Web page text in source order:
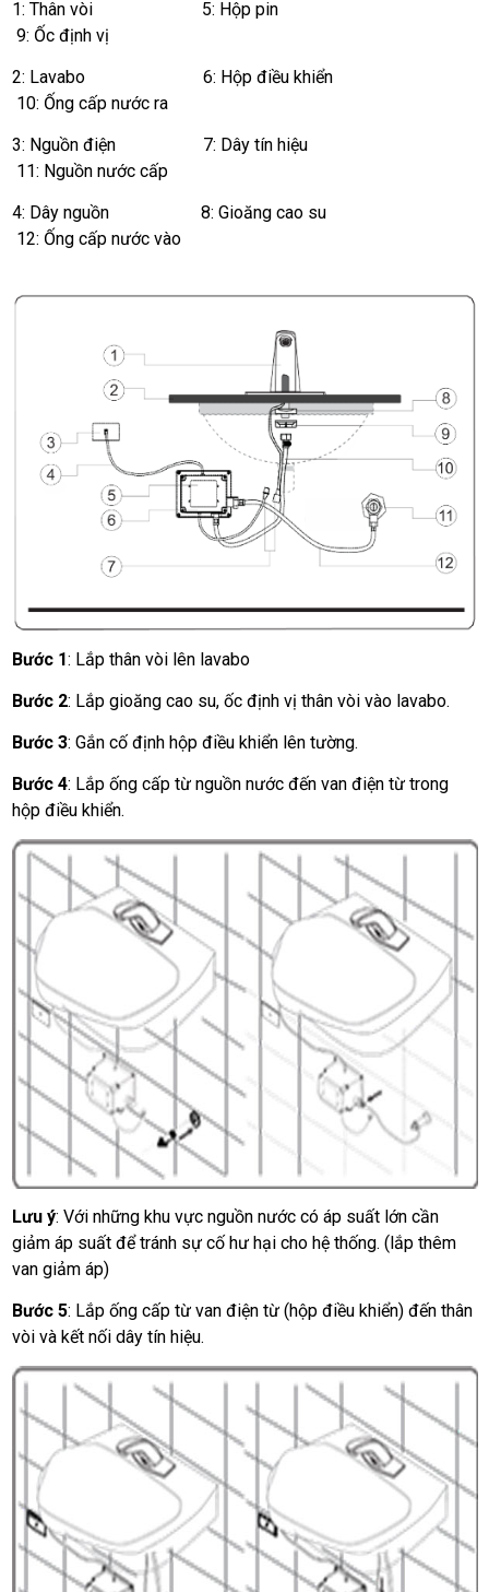
1: Thân vòi 5: Hộp pin
9: Ốc định vị
2: Lavabo 6: Hộp điều khiển
10: Ống cấp nước ra
3: Nguồn điện 7: Dây tín hiệu
11: Nguồn nước cấp
4: Dây nguồn 8: Gioăng cao su
12: Ống cấp nước vào
Bước 1: Lắp thân vòi lên lavabo
Bước 2: Lắp gioăng cao su, ốc định vị thân vòi vào lavabo.
Bước 3: Gắn cố định hộp điều khiển lên tường.
Bước 4: Lắp ống cấp từ nguồn nước đến van điện từ trong
hộp điều khiển.
Lưu ý: Với những khu vực nguồn nước có áp suất lớn cần
giảm áp suất để tránh sự cố hư hại cho hệ thống. (lắp thêm
van giảm áp)
Bước 5: Lắp ống cấp từ van điện từ (hộp điều khiển) đến thân
vòi và kết nối dây tín hiệu.